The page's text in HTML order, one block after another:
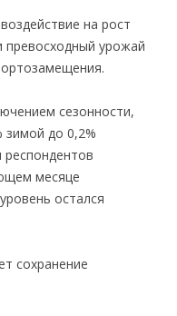
на рост
превосходный урожай
сезонности,
зимой до 0,2%
месяце
остался
сохранение